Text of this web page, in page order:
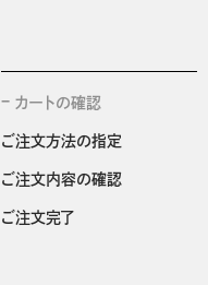
カートの確認
ご注文方法の指定
ご注文内容の確認
ご注文完了